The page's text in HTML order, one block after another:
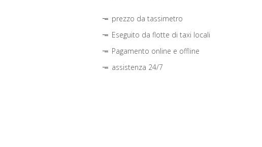
prezzo da tassimetro
Eseguito da flotte di taxi locali
Pagamento online e offline
assistenza 24/7